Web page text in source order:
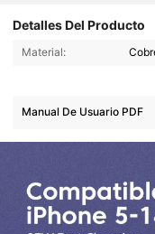
Detalles Del Producto
Material:
Manual De Usuario PDF